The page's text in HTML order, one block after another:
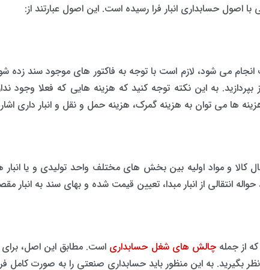
اصول حسابداری انبار فرا رسیده است. این اصول عبارتند از:
می شود، لازم است با توجه به فاکتور های موجود سند
به این نکته توجه کنید که هزینه هایی که فعلا
ها می توان به هزینه گمرک، هزینه حمل و نقل و انبار داری
کالا و مواد اولیه بین بخش های مختلف واحد تولیدی و یا
انتقالی از انبار مبدا، تعیین قیمت شده و بهای سند به انبار
از جملهچالش های شغل حسابداری است. مطابق این اصل، برای
بگیرید. به این منظور باید حسابداری صنعتی را به صورت کامل